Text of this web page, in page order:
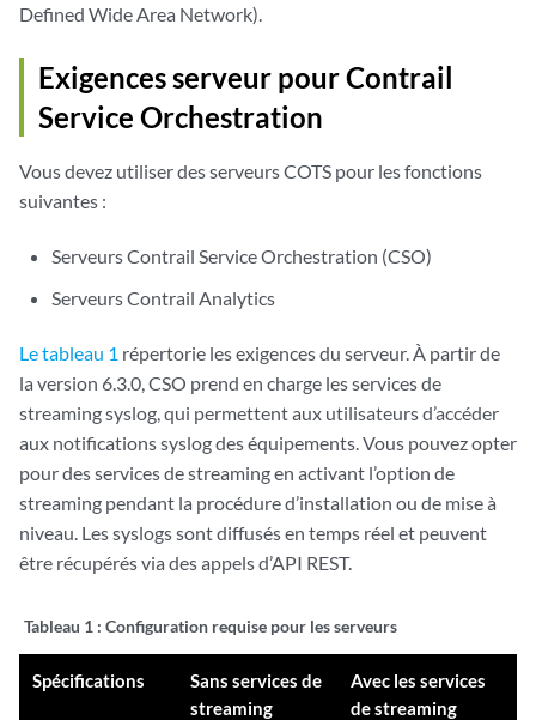
Defined Wide Area Network).
Exigences serveur pour Contrail
Service Orchestration
Vous devez utiliser des serveurs COTS pour les fonctions
suivantes :
Serveurs Contrail Service Orchestration (CSO)
Serveurs Contrail Analytics
Le tableau 1 répertorie les exigences du serveur. À partir de
la version 6.3.0, CSO prend en charge les services de
streaming syslog, qui permettent aux utilisateurs d’accéder
aux notifications syslog des équipements. Vous pouvez opter
pour des services de streaming en activant l’option de
streaming pendant la procédure d’installation ou de mise à
niveau. Les syslogs sont diffusés en temps réel et peuvent
être récupérés via des appels d’API REST.
Tableau 1 : Configuration requise pour les serveurs
Spécifications
Sans services de
streaming
Avec les services
de streaming